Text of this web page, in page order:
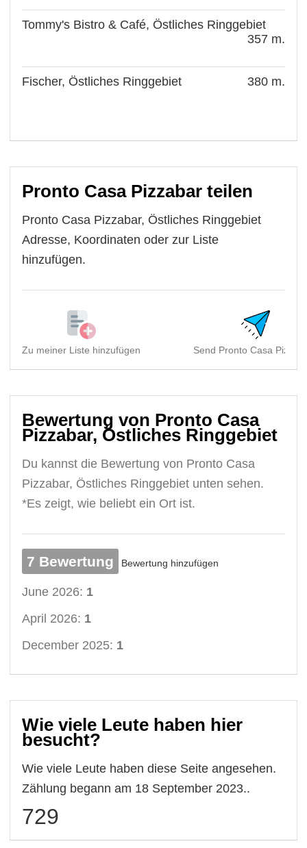
Tommy's Bistro & Café, Östliches Ringgebiet
357 m.
Fischer, Östliches Ringgebiet 380 m.
Pronto Casa Pizzabar teilen
Pronto Casa Pizzabar, Östliches Ringgebiet
Adresse, Koordinaten oder zur Liste
hinzufügen.
Zu meiner Liste hinzufügen Send Pronto Casa
Bewertung von Pronto Casa
Pizzabar, Östliches Ringgebiet
Du kannst die Bewertung von Pronto Casa
Pizzabar, Östliches Ringgebiet unten sehen.
*Es zeigt, wie beliebt ein Ort ist.
7 Bewertung Bewertung hinzufügen
June 2026: 1
April 2026: 1
December 2025: 1
Wie viele Leute haben hier
besucht?
Wie viele Leute haben diese Seite angesehen.
Zählung begann am 18 September 2023..
729